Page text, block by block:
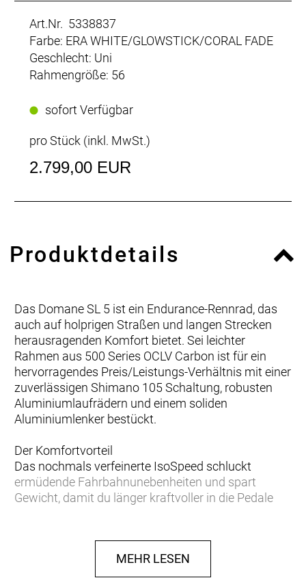
Art.Nr. 5338837
Farbe: ERA WHITE/GLOWSTICK/CORAL FADE
Geschlecht: Uni
Rahmengröße: 56
sofort Verfügbar
pro Stück (inkl. MwSt.)
2.799,00 EUR
Produktdetails
Das Domane SL 5 ist ein Endurance-Rennrad, das
auch auf holprigen Straßen und langen Strecken
herausragenden Komfort bietet. Sei leichter
Rahmen aus 500 Series OCLV Carbon ist für ein
hervorragendes Preis/Leistungs-Verhältnis mit einer
zuverlässigen Shimano 105 Schaltung, robusten
Aluminiumlaufrädern und einem soliden
Aluminiumlenker bestückt.
Der Komfortvorteil
Das nochmals verfeinerte IsoSpeed schluckt
ermüdende Fahrbahnunebenheiten und spart
Gewicht, damit du länger kraftvoller in die Pedale
Podium-erprobter Speed
Das neue Domane Carbon ist aufgrund der
MEHR LESEN